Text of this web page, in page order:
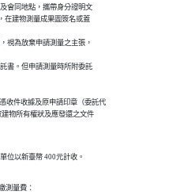
及會同地點，攜帶身分證明文
，在建物測量成果圖簽名或蓋
，視為放棄申請測量之主張，
託書。但申請測量時所附委託
收件收據及原申請印章（委託代
建物所有權狀及應發還之文件
位以新臺幣 400元計收。
測量費：